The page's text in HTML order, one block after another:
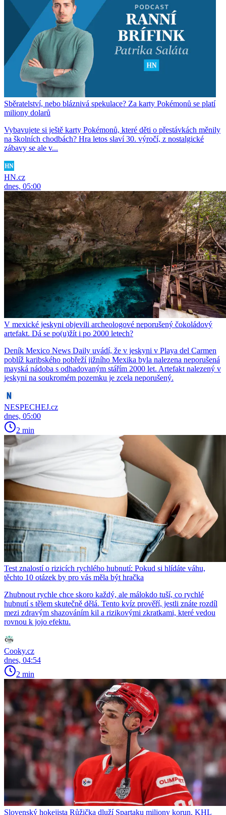
Sběratelství, nebo bláznivá spekulace? Za karty Pokémonů se platí
miliony dolarů
Vybavujete si ještě karty Pokémonů, které děti o přestávkách měnily
na školních chodbách? Hra letos slaví 30. výročí, z nostalgické
zábavy se ale v...
HN.cz
dnes, 05:00
V mexické jeskyni objevili archeologové neporušený čokoládový
artefakt. Dá se po(u)žít i po 2000 letech?
Deník Mexico News Daily uvádí, že v jeskyni v Playa del Carmen
poblíž karibského pobřeží jižního Mexika byla nalezena neporušená
mayská nádoba s odhadovaným stářím 2000 let. Artefakt nalezený v
jeskyni na soukromém pozemku je zcela neporušený.
NESPECHEJ.cz
dnes, 05:00
2 min
Test znalostí o rizicích rychlého hubnutí: Pokud si hlídáte váhu,
těchto 10 otázek by pro vás měla být hračka
Zhubnout rychle chce skoro každý, ale málokdo tuší, co rychlé
hubnutí s tělem skutečně dělá. Tento kvíz prověří, jestli znáte rozdíl
mezi zdravým shazováním kil a rizikovými zkratkami, které vedou
rovnou k jojo efektu.
Cooky.cz
dnes, 04:54
2 min
Slovenský hokejista Růžička dluží Spartaku miliony korun. KHL